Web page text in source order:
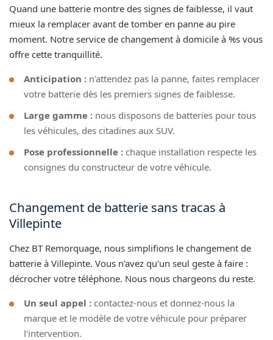
Quand une batterie montre des signes de faiblesse, il vaut
mieux la remplacer avant de tomber en panne au pire
moment. Notre service de changement à domicile à %s vous
offre cette tranquillité.
Anticipation : n'attendez pas la panne, faites remplacer
votre batterie dès les premiers signes de faiblesse.
Large gamme : nous disposons de batteries pour tous
les véhicules, des citadines aux SUV.
Pose professionnelle : chaque installation respecte les
consignes du constructeur de votre véhicule.
Changement de batterie sans tracas à
Villepinte
Chez BT Remorquage, nous simplifions le changement de
batterie à Villepinte. Vous n'avez qu'un seul geste à faire :
décrocher votre téléphone. Nous nous chargeons du reste.
Un seul appel : contactez-nous et donnez-nous la
marque et le modèle de votre véhicule pour préparer
l'intervention.